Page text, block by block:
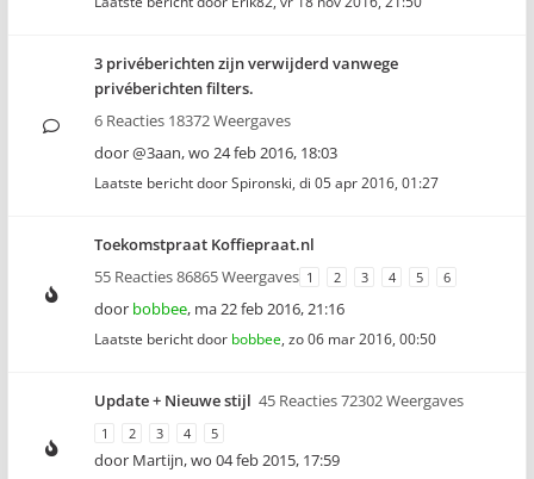
3 privéberichten zijn verwijderd vanwege
privéberichten filters.
6 Reacties 18372 Weergaves
door@3aan,wo 24 feb 2016, 18:03
Laatste bericht doorSpironski, di 05 apr 2016, 01:27
Toekomstpraat Koffiepraat.nl
55 Reacties 86865 Weergaves 1 2 3 4 5 6
door bobbee, ma 22 feb 2016, 21:16
Laatste bericht door bobbee, zo 06 mar 2016, 00:50
Update + Nieuwe stijl 45 Reacties 72302 Weergaves
1 2 3 4 5
door Martijn,wo 04 feb 2015, 17:59